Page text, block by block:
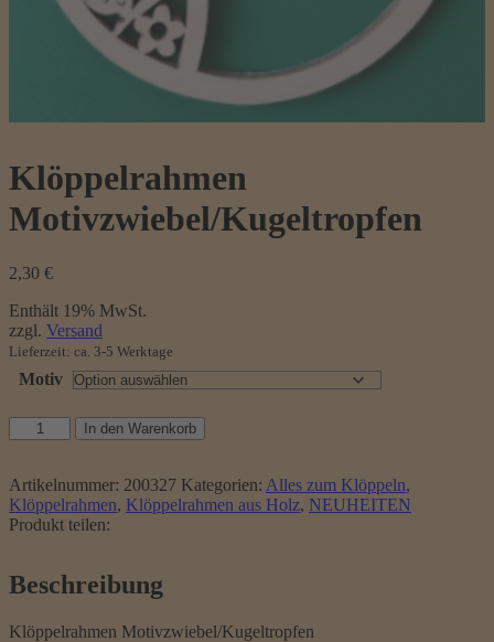
Klöppelrahmen
Motivzwiebel/Kugeltropfen
2,30 €
Enthält 19% MwSt.
zzgl. Versand
Lieferzeit: ca. 3-5 Werktage
Motiv
Klöppelrahmen
Motivzwiebel/Kugeltropfen
In den Warenkorb
Artikelnummer: 200327 Kategorien: Alles zum Klöppeln,
Klöppelrahmen, Klöppelrahmen aus Holz, NEUHEITEN
Produkt teilen:
Beschreibung
Klöppelrahmen Motivzwiebel/Kugeltropfen